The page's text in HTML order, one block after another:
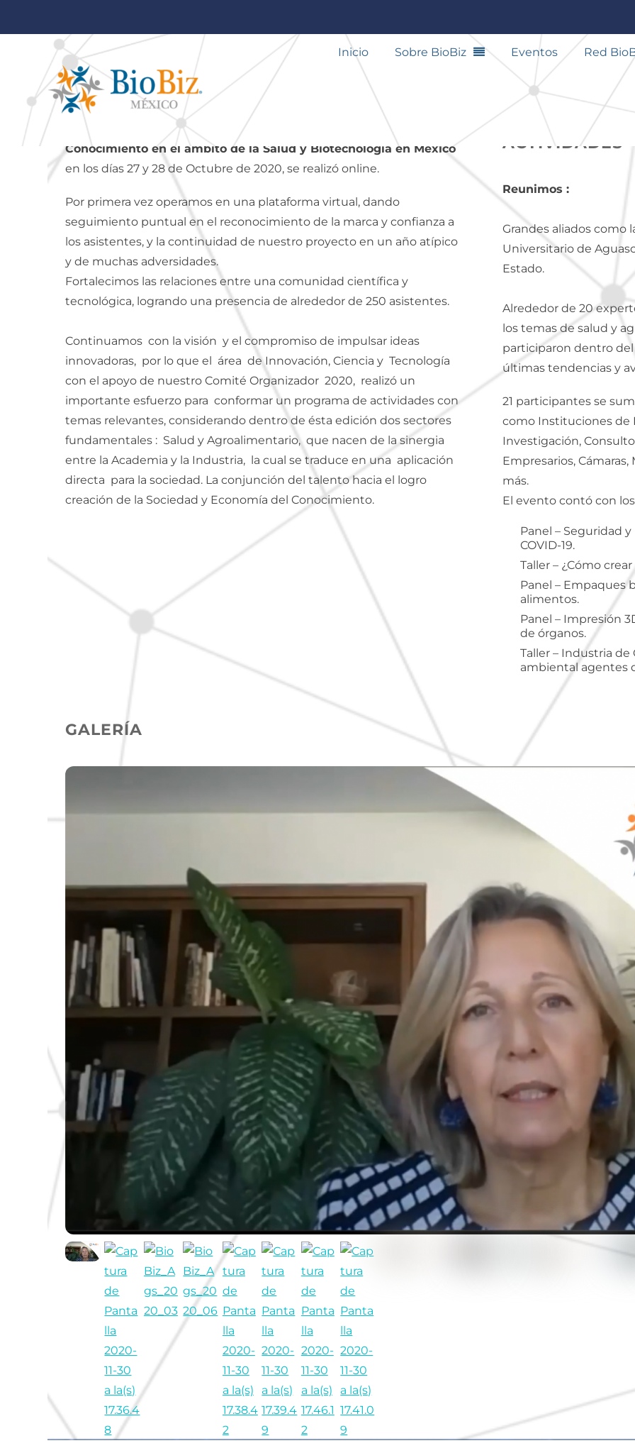
Inicio Sobre BioBiz Eventos Red
AGUASCALIENTES 2020
SÍNTESIS
X Congreso Internacional de Innovación y Economía del
Conocimiento en el ámbito de la Salud y Biotecnología en México
en los días 27 y 28 de Octubre de 2020, se realizó online.
Por primera vez operamos en una plataforma virtual, dando
seguimiento puntual en el reconocimiento de la marca y confianza a
los asistentes, y la continuidad de nuestro proyecto en un año atípico
y de muchas adversidades.
Fortalecimos las relaciones entre una comunidad científica y
tecnológica, logrando una presencia de alrededor de 250 asistentes.
Continuamos con la visión y el compromiso de impulsar ideas
innovadoras, por lo que el área de Innovación, Ciencia y Tecnología
con el apoyo de nuestro Comité Organizador 2020, realizó un
importante esfuerzo para conformar un programa de actividades con
temas relevantes, considerando dentro de ésta edición dos sectores
fundamentales : Salud y Agroalimentario, que nacen de la sinergia
entre la Academia y la Industria, la cual se traduce en una aplicación
directa para la sociedad. La conjunción del talento hacia el logro
creación de la Sociedad y Economía del Conocimiento.
ACTIVIDADES
Reunimos :
Grandes aliados como
Universitario de
Estado.
Alrededor de 20
los temas de salud y
participaron dentro
últimas tendencias y
21 participantes se
como Instituciones de
Investigación,
Empresarios,
más.
El evento contó con
Panel – Seguridad
COVID-19.
Taller – ¿Cómo
Panel – Empaques
alimentos.
Panel – Impresión
de órganos.
Taller – Industria
ambiental agentes
GALERÍA